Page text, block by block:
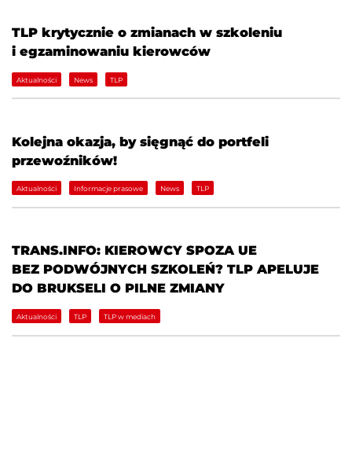
TLP krytycznie o zmianach w szkoleniu
i egzaminowaniu kierowców
Aktualności News TLP
Kolejna okazja, by sięgnąć do portfeli
przewoźników!
Aktualności Informacje prasowe News TLP
TRANS.INFO: KIEROWCY SPOZA UE
BEZ PODWÓJNYCH SZKOLEŃ? TLP APELUJE
DO BRUKSELI O PILNE ZMIANY
Aktualności TLP TLP w mediach